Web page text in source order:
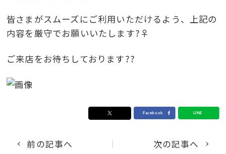
皆さまがスムーズにご利用いただけるよう、上記の
内容を厳守でお願いいたします?‍♀️
ご来店をお待ちしております??
前の記事へ 次の記事へ